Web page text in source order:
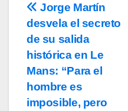
Navegación
de
entradas
Jorge Martín
desvela el secreto
de su salida
histórica en Le
Mans: “Para el
hombre es
imposible, pero